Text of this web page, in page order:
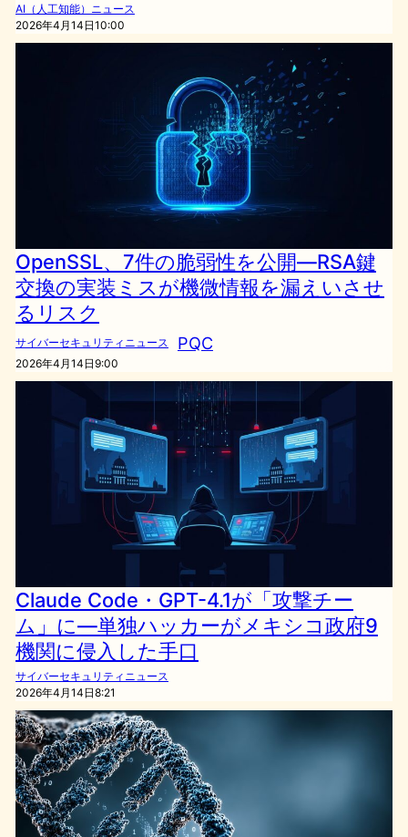
AI（人工知能）ニュース
2026年4月14日10:00
OpenSSL、7件の脆弱性を公開—RSA鍵
交換の実装ミスが機微情報を漏えいさせ
るリスク
サイバーセキュリティニュース PQC
2026年4月14日9:00
Claude Code・GPT-4.1が「攻撃チー
ム」に—単独ハッカーがメキシコ政府9
機関に侵入した手口
サイバーセキュリティニュース
2026年4月14日8:21